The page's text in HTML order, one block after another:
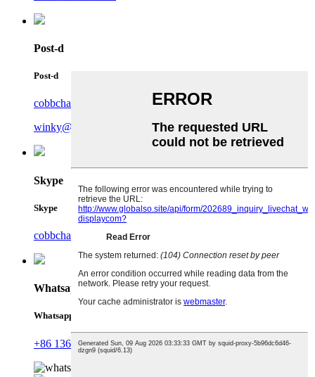
Post-d
Post-d
cobbchan@tp-display.com
winky@tp-display.com
Skype
Skype
cobbchan@tp-display.com
Whatsapp
Whatsapp
+86 13630098457